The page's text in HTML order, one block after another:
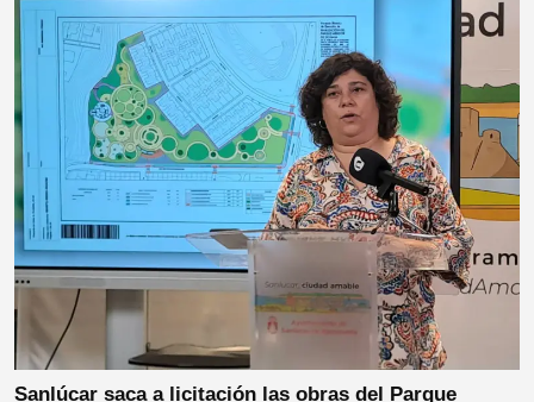
Sanlúcar saca a licitación las obras del Parque